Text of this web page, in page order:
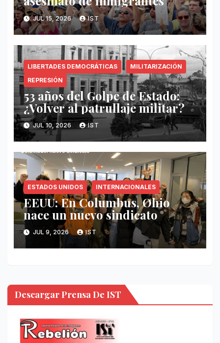
JUL 15, 2026 IST
LIBERTADES DEMOCRÁTICAS
MILITARIZACIÓN
REPRESIÓN
53 años del Golpe de Estado:
¿Volver al patrullaje militar?
JUL 10, 2026 IST
ESTADOS UNIDOS INTERNACIONALES
EEUU: En Columbus, Ohio
nace un nuevo sindicato
JUL 9, 2026 IST
Descargar Prensa De IST